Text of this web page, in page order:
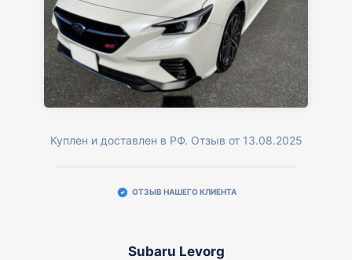
Куплен и доставлен в РФ. Отзыв от 13.08.2025
ОТЗЫВ НАШЕГО КЛИЕНТА
Subaru Levorg